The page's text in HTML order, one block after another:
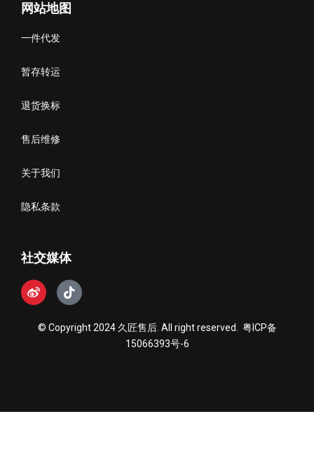
网站地图
一件代发
暂存转运
退货换标
售后维修
关于我们
隐私条款
社交媒体
© Copyright 2024 久匠售后. All right reserved. 粤ICP备
15066393号-6